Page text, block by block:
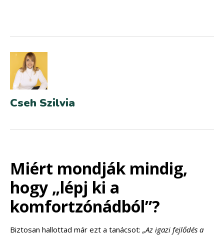
Cseh Szilvia
Miért mondják mindig,
hogy „lépj ki a
komfortzónádból”?
Biztosan hallottad már ezt a tanácsot: „Az igazi fejlődés a